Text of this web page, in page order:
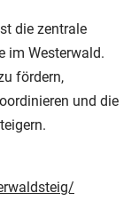
die zentrale
im Westerwald.
fördern,
und die